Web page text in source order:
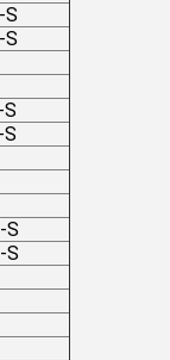
S
S
S
S